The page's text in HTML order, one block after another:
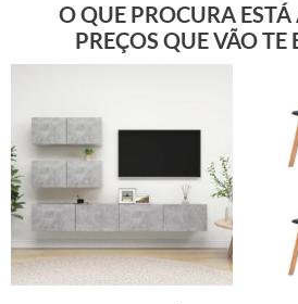
O QUE PROCURA
PREÇOS QUE VÃO TE